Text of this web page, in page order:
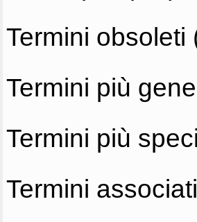
Termini obsoleti
Termini più
Termini più
Termini